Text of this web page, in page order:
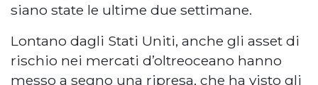
siano state le ultime due settimane.
Lontano dagli Stati Uniti, anche gli asset di
rischio nei mercati d’oltreoceano hanno
messo a segno una ripresa, che ha visto gli